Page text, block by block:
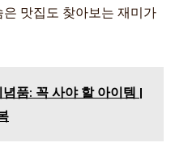
맛집도 찾아보는 재미가
품: 꼭 사야 할 아이템 |